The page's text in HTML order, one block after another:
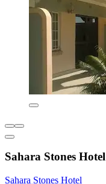
Sahara Stones Hotel
Sahara Stones Hotel